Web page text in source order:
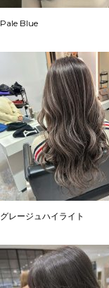
Pale Blue
グレージュハイライト